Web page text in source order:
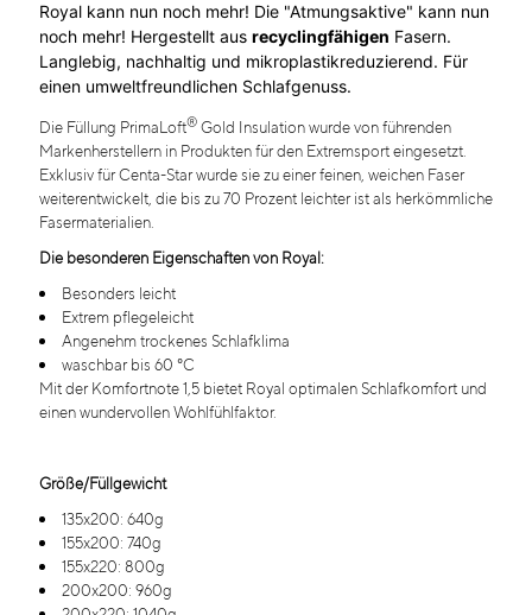
Royal kann nun noch mehr! Die "Atmungsaktive" kann nun
noch mehr! Hergestellt aus recyclingfähigen Fasern.
Langlebig, nachhaltig und mikroplastikreduzierend. Für
einen umweltfreundlichen Schlafgenuss.
Die Füllung PrimaLoft®Gold Insulation wurde von führenden
Markenherstellern in Produkten für den Extremsport eingesetzt.
Exklusiv für Centa-Star wurde sie zu einer feinen, weichen Faser
weiterentwickelt, die bis zu 70 Prozent leichter ist als herkömmliche
Fasermaterialien.
Die besonderen Eigenschaften von Royal:
Besonders leicht
Extrem pflegeleicht
Angenehm trockenes Schlafklima
waschbar bis 60 °C
Mit der Komfortnote 1,5 bietet Royal optimalen Schlafkomfort und
einen wundervollen Wohlfühlfaktor.
Größe/Füllgewicht
135x200: 640g
155x200: 740g
155x220: 800g
200x200: 960g